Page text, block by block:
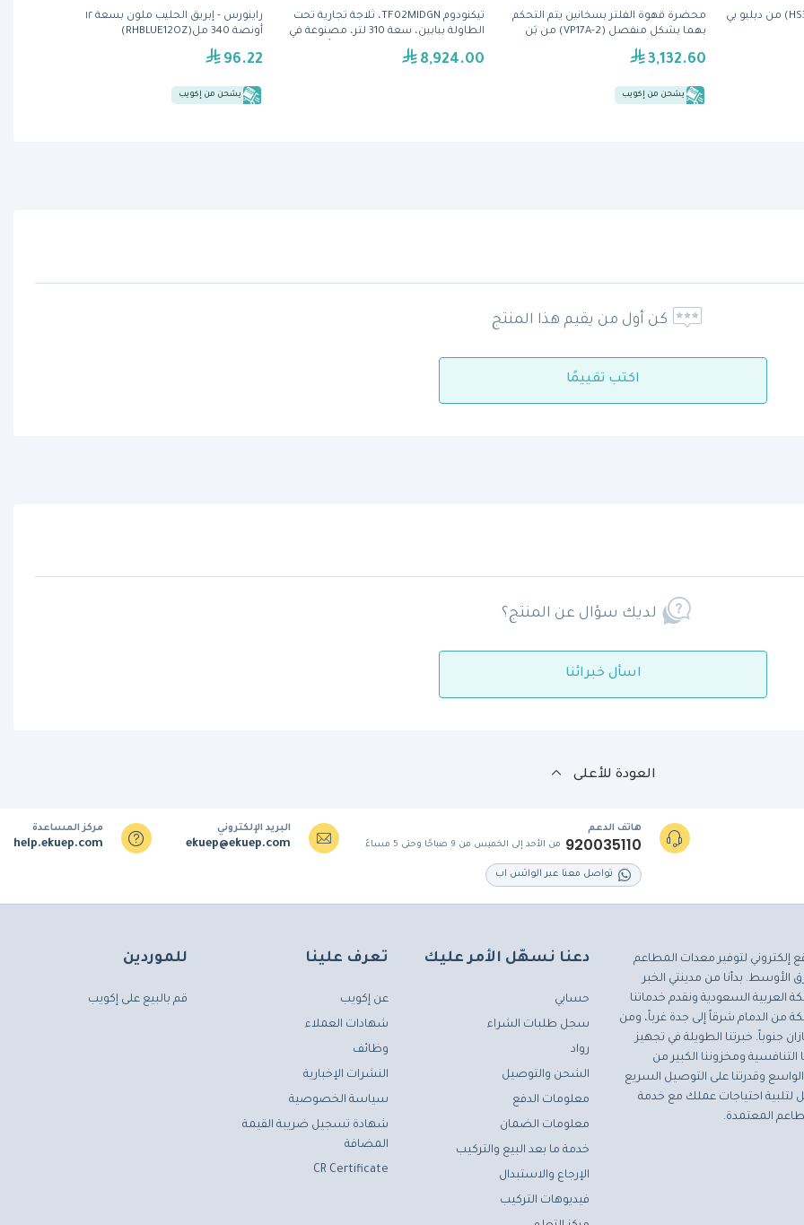
راينورس - إبريق الحليب ملون بسعة ١٢
أونصة 340 مل(RHBLUE12OZ)
96.22
يشحن من إكويب
تيكنودوم TF02MIDGN، ثلاجة تجارية تحت
الطاولة ببابين، سعة 310 لتر، مصنوعة في
إيطاليا من الفولاذ المقاوم للصدأ
8,924.00
محضرة قهوة الفلتر بسخانين يتم التحكم
بهما بشكل منفصل (VP17A-2) من بَن
3,132.60
يشحن من إكويب
أداة كبس القهوة (HS3700ST) من دبليو بي
كن أول من يقيم هذا المنتج
اكتب تقييمًا
لديك سؤال عن المنتج؟
اسأل خبرائنا
العودة للأعلى
هاتف الدعم
920035110 من الأحد إلى الخميس من 9 صباحًا وحتى 5 مساءً
تواصل معنا عبر الواتس اب
البريد الإلكتروني
ekuep@ekuep.com
مركز المساعدة
help.ekuep.com
إلكتروني لتوفير معدات المطاعم
الأوسط. بدأنا من مدينتي الخبر
العربية السعودية ونقدم خدماتنا
من الدمام شرقاً إلى جدة غرباً، ومن
جنوباً. خبرتنا الطويلة في تجهيز
ومخزوننا الكبير من
وقدرتنا على التوصيل السريع
لتلبية احتياجات عملك مع خدمة
المعتمدة.
دعنا نسهّل الأمر عليك
حسابي
سجل طلبات الشراء
رواد
الشحن والتوصيل
معلومات الدفع
معلومات الضمان
خدمة ما بعد البيع والتركيب
الإرجاع والاستبدال
فيديوهات التركيب
تعرف علينا
عن إكويب
شهادات العملاء
وظائف
النشرات الإخبارية
سياسة الخصوصية
شهادة تسجيل ضريبة القيمة
المضافة
CR Certificate
للموردين
قم بالبيع على إكويب